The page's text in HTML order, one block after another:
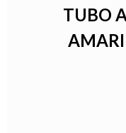
TUBO